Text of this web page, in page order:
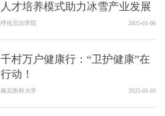
人才培养模式助力冰雪产业发展
呼伦贝尔学院 2025-01-06
千村万户健康行：“卫护健康”在
行动！
南京医科大学 2025-01-03